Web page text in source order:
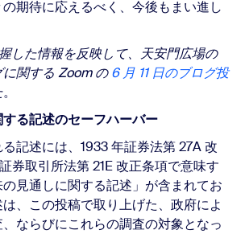
期待に応えるべく、今後もまい進し
した情報を反映して、天安門広場の
関する Zoom の6 月 11 日のブログ投
。
る記述のセーフハーバー
記述には、1933 年証券法第 27A 改
券取引所法第 21E 改正条項で意味す
見通しに関する記述」が含まれてお
、この投稿で取り上げた、政府によ
ならびにこれらの調査の対象となっ